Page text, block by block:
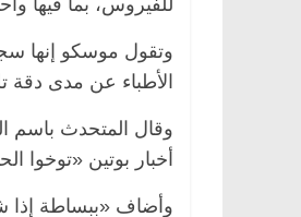
للفيروس، بما فيها
الأطباء عن مدى دقة
وقال المتحدث باسم
أخبار بوتين
وأضاف «ببساطة إذا
د. عبدالخالق فاروق.. خبير اقتصادي